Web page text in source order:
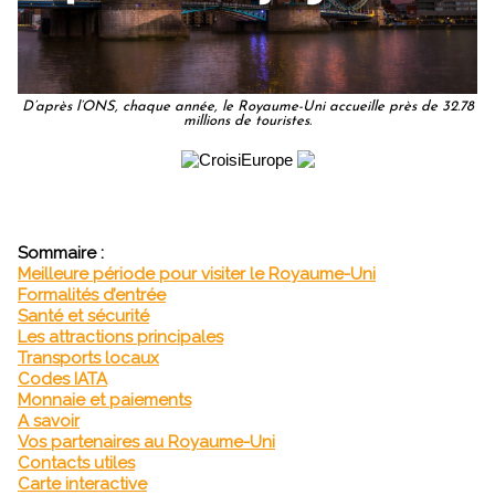
D’après l’ONS, chaque année, le Royaume-Uni accueille près de 32.78
millions de touristes.
Sommaire :
Meilleure période pour visiter le Royaume-Uni
Formalités d’entrée
Santé et sécurité
Les attractions principales
Transports locaux
Codes IATA
Monnaie et paiements
A savoir
Vos partenaires au Royaume-Uni
Contacts utiles
Carte interactive